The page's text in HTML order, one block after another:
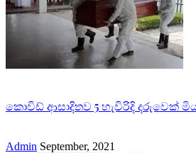
කොවිඩ් ආසාදිතව 5 හැවිරිදි දරුවෙක්
Admin September, 2021